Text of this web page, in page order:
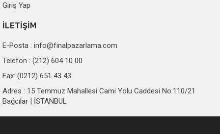
Giriş Yap
İLETİŞİM
E-Posta : info@finalpazarlama.com
Telefon : (212) 604 10 00
Fax: (0212) 651 43 43
Adres : 15 Temmuz Mahallesi Cami Yolu Caddesi No:110/21
Bağcılar | İSTANBUL